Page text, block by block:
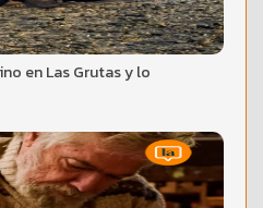
en Las Grutas y lo